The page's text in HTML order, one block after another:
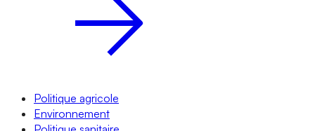
Politique agricole
Environnement